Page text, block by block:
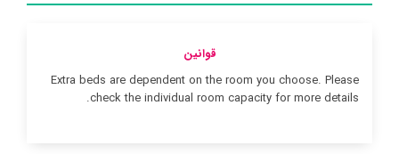
قوانین
Extra beds are dependent on the room you choose. Please
check the individual room capacity for more details.